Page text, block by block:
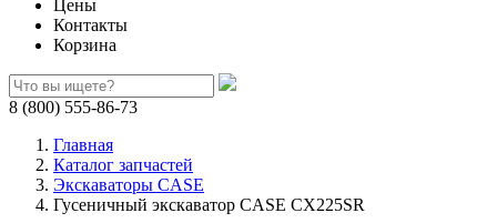
Цены
Контакты
Корзина
8 (800) 555-86-73
Главная
Каталог запчастей
Экскаваторы CASE
Гусеничный экскаватор CASE CX225SR